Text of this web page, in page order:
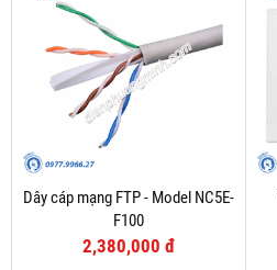
Dây cáp mạng FTP - Model NC5E-
F100
2,380,000 đ